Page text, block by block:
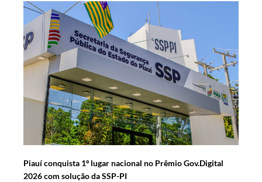
Piauí conquista 1º lugar nacional no Prêmio Gov.Digital
2026 com solução da SSP-PI